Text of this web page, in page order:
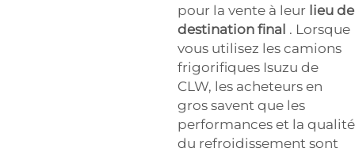
pour la vente à leur lieu de
destination final . Lorsque
vous utilisez les camions
frigorifiques Isuzu de
CLW, les acheteurs en
gros savent que les
performances et la qualité
du refroidissement sont